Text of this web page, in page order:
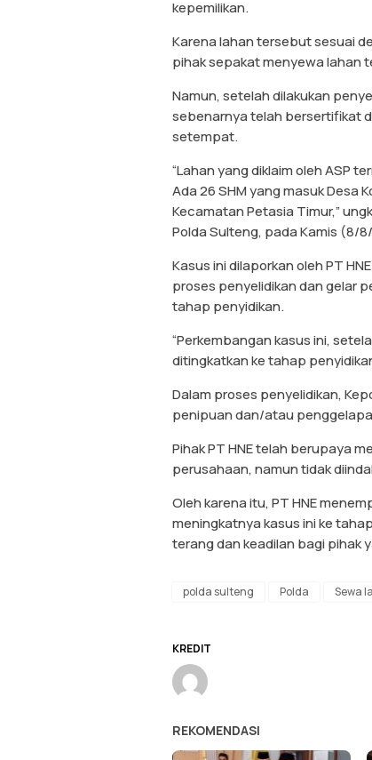
kepemilikan.
Karena lahan tersebut sesuai
pihak sepakat menyewa lahan
Namun, setelah dilakukan
sebenarnya telah bersertifikat
setempat.
“Lahan yang diklaim oleh ASP
Ada 26 SHM yang masuk Desa
Kecamatan Petasia Timur,”
Polda Sulteng, pada Kamis (8/
Kasus ini dilaporkan oleh PT
proses penyelidikan dan gelar
tahap penyidikan.
“Perkembangan kasus ini,
ditingkatkan ke tahap
Dalam proses penyelidikan,
penipuan dan/atau
Pihak PT HNE telah berupaya
perusahaan, namun tidak
Oleh karena itu, PT HNE
meningkatnya kasus ini ke
terang dan keadilan bagi pihak
polda sulteng Polda Sewa
KREDIT
REKOMENDASI